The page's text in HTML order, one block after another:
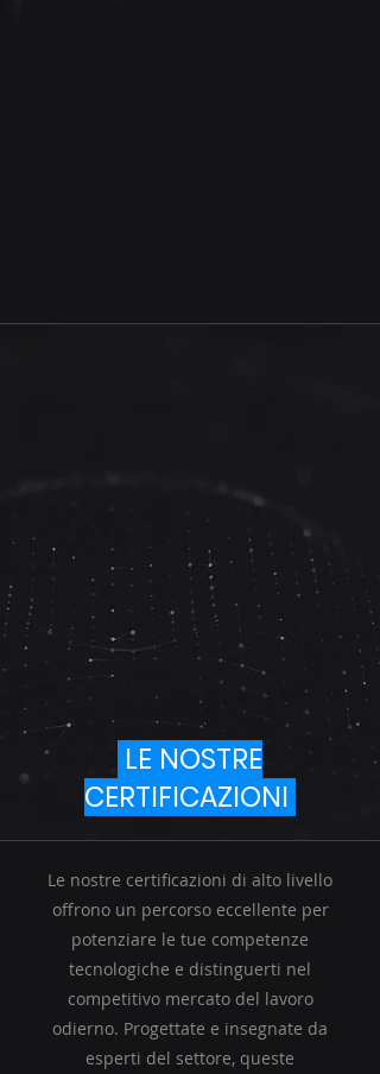
LE NOSTRE
CERTIFICAZIONI
Le nostre certificazioni di alto livello
offrono un percorso eccellente per
potenziare le tue competenze
tecnologiche e distinguerti nel
competitivo mercato del lavoro
odierno. Progettate e insegnate da
esperti del settore, queste